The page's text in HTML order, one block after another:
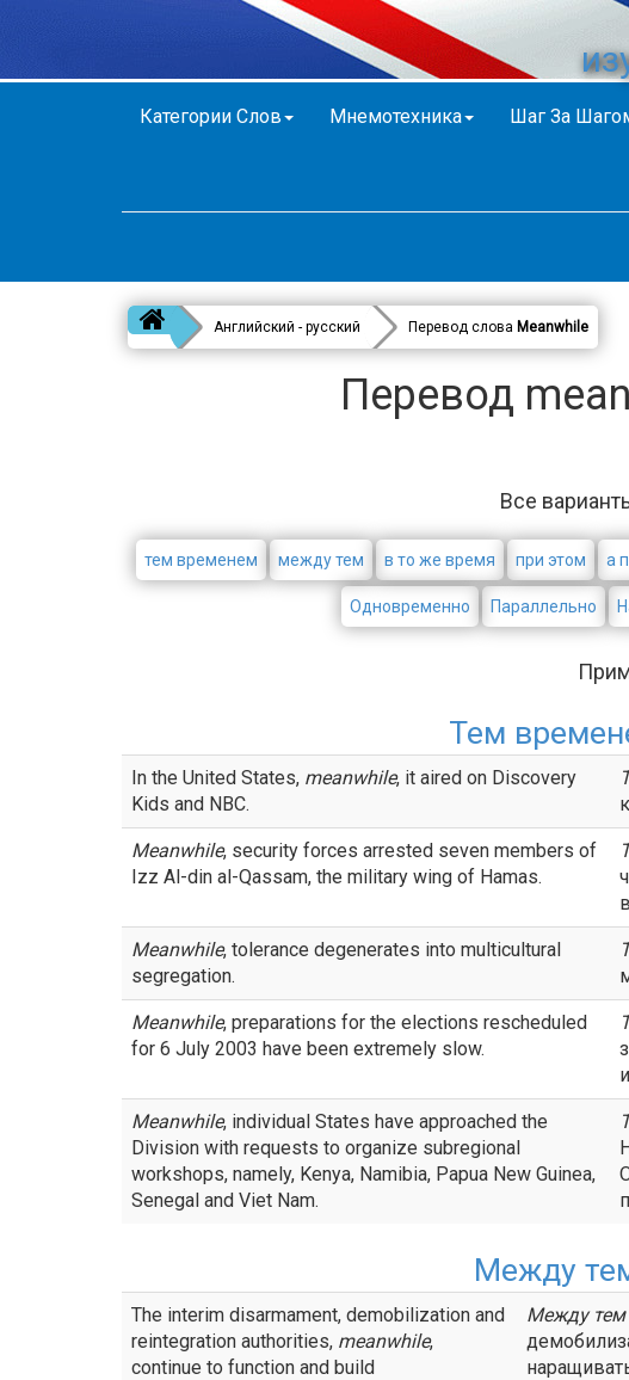
Категории Слов Мнемотехника Шаг За
Английский - русский Перевод слова Meanwhile
Перевод
Все
тем временем между тем в то же время при этом а
Одновременно Параллельно
Тем
In the United States, meanwhile, it aired on Discovery
Kids and NBC.
Meanwhile, security forces arrested seven members of
Izz Al-din al-Qassam, the military wing of Hamas.
Meanwhile, tolerance degenerates into multicultural
segregation.
Meanwhile, preparations for the elections rescheduled
for 6 July 2003 have been extremely slow.
Meanwhile, individual States have approached the
Division with requests to organize subregional
workshops, namely, Kenya, Namibia, Papua New Guinea,
Senegal and Viet Nam.
Между
The interim disarmament, demobilization and
reintegration authorities, meanwhile,
continue to function and build
Между тем